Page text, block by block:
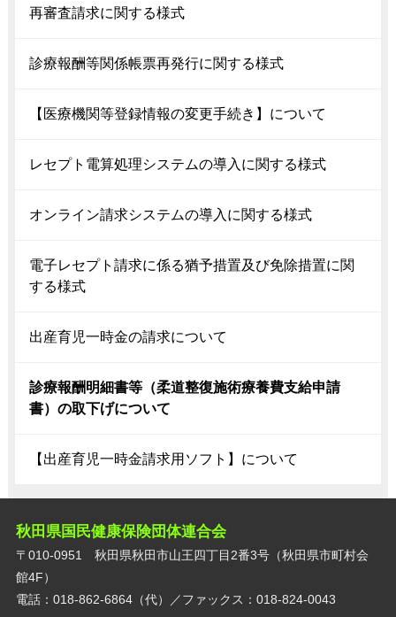
再審査請求に関する様式
診療報酬等関係帳票再発行に関する様式
【医療機関等登録情報の変更手続き】について
レセプト電算処理システムの導入に関する様式
オンライン請求システムの導入に関する様式
電子レセプト請求に係る猶予措置及び免除措置に関
する様式
出産育児一時金の請求について
診療報酬明細書等（柔道整復施術療養費支給申請
書）の取下げについて
【出産育児一時金請求用ソフト】について
秋田県国民健康保険団体連合会
〒010-0951 秋田県秋田市山王四丁目2番3号（秋田県市町村会
館4F）
電話：018-862-6864（代）／ファックス：018-824-0043